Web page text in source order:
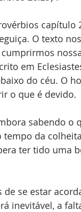
capítulo
O texto
em
do céu. O
o que é devido.
sabendo o
da
ter tido uma
se estar
inevitável, a